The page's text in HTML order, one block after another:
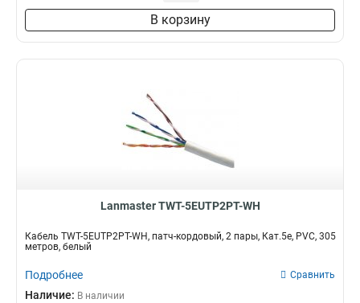
В корзину
Lanmaster TWT-5EUTP2PT-WH
Кабель TWT-5EUTP2PT-WH, патч-кордовый, 2 пары, Кат.5e, PVC, 305
метров, белый
Подробнее Сравнить
Наличие: В наличии